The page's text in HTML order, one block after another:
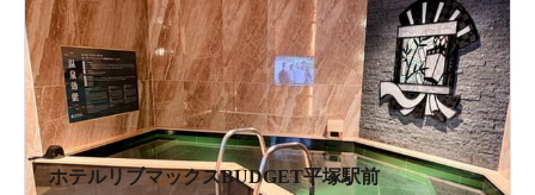
ホテルリブマックスBUDGET平塚駅前